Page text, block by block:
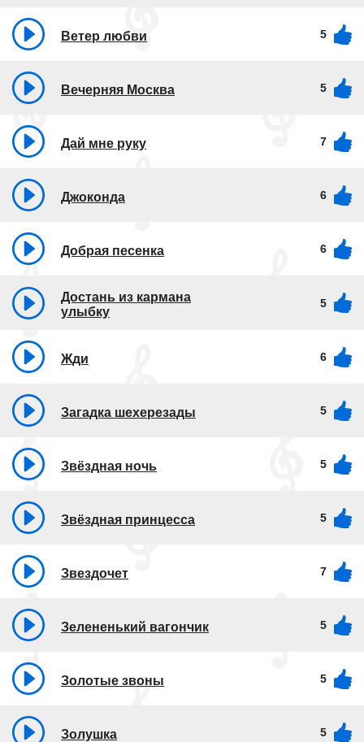
Ветер любви 5
Вечерняя Москва 5
Дай мне руку 7
Джоконда 6
Добрая песенка 6
Достань из кармана
улыбку
5
Жди 6
Загадка шехерезады 5
Звёздная ночь 5
Звёздная принцесса 5
Звездочет 7
Зелененький вагончик 5
Золотые звоны 5
Золушка 5